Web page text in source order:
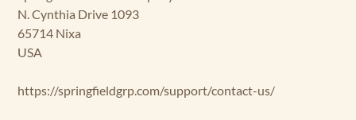
N. Cynthia Drive 1093
65714 Nixa
USA
https://springfieldgrp.com/support/contact-us/